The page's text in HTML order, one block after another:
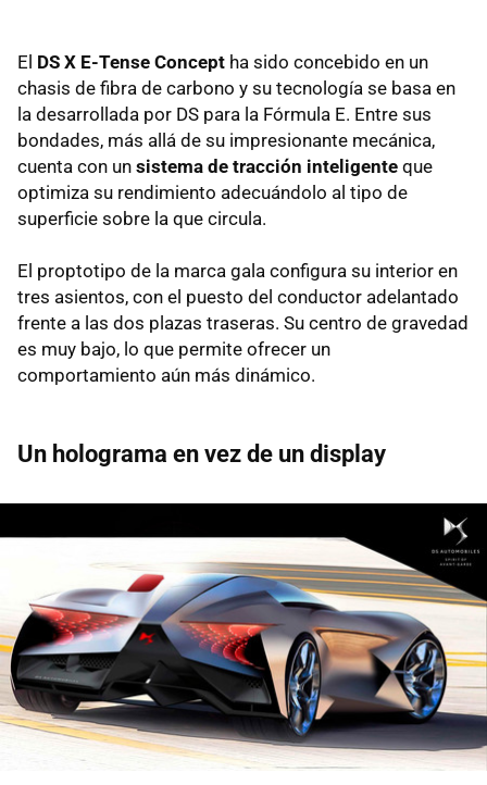
El DS X E-Tense Concept ha sido concebido en un
chasis de fibra de carbono y su tecnología se basa en
la desarrollada por DS para la Fórmula E. Entre sus
bondades, más allá de su impresionante mecánica,
cuenta con un sistema de tracción inteligente que
optimiza su rendimiento adecuándolo al tipo de
superficie sobre la que circula.
El proptotipo de la marca gala configura su interior en
tres asientos, con el puesto del conductor adelantado
frente a las dos plazas traseras. Su centro de gravedad
es muy bajo, lo que permite ofrecer un
comportamiento aún más dinámico.
Un holograma en vez de un display